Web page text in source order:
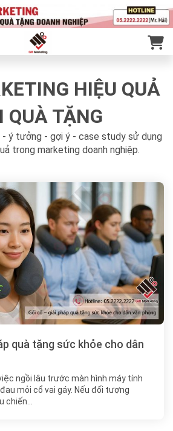
HIỆU QUẢ
QUÀ TẶNG
ý tưởng - gợi ý - case study sử dụng
trong marketing doanh nghiệp.
quà tặng sức khỏe cho dân
ngồi lâu trước màn hình máy tính
mỏi cổ vai gáy. Nếu đối tượng
chiến…